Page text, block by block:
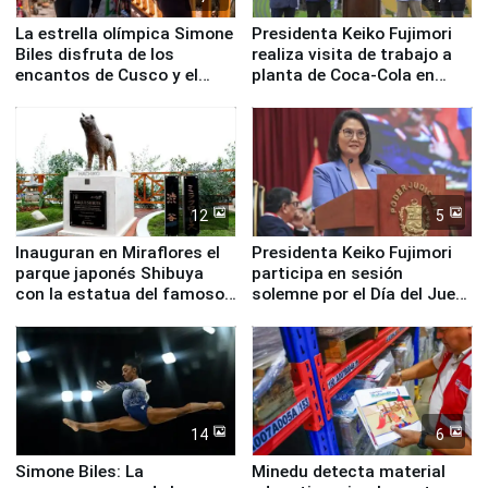
La estrella olímpica Simone
Biles disfruta de los
encantos de Cusco y el
Presidenta Keiko Fujimori
realiza visita de trabajo a
planta de Coca-Cola en
12
Inauguran en Miraflores el
parque japonés Shibuya
con la estatua del famoso
5
Presidenta Keiko Fujimori
participa en sesión
solemne por el Día del Juez
14
Simone Biles: La
6
Minedu detecta material